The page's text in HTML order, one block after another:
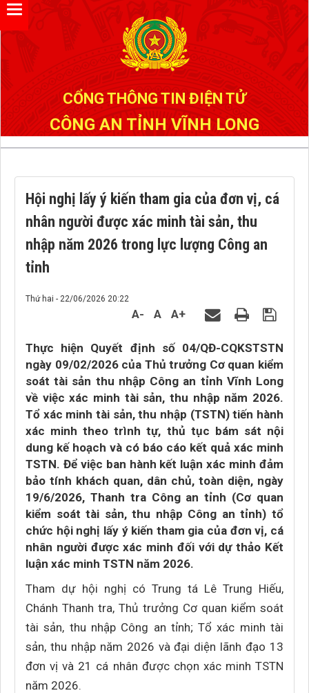
CỔNG THÔNG TIN ĐIỆN TỬ
CÔNG AN TỈNH VĨNH LONG
Hội nghị lấy ý kiến tham gia của đơn vị, cá
nhân người được xác minh tài sản, thu
nhập năm 2026 trong lực lượng Công an
tỉnh
Thứ hai - 22/06/2026 20:22
A- A A+
Thực hiện Quyết định số 04/QĐ-CQKSTSTN
ngày 09/02/2026 của Thủ trưởng Cơ quan kiểm
soát tài sản thu nhập Công an tỉnh Vĩnh Long
về việc xác minh tài sản, thu nhập năm 2026.
Tổ xác minh tài sản, thu nhập (TSTN) tiến hành
xác minh theo trình tự, thủ tục bám sát nội
dung kế hoạch và có báo cáo kết quả xác minh
TSTN. Để việc ban hành kết luận xác minh đảm
bảo tính khách quan, dân chủ, toàn diện, ngày
19/6/2026, Thanh tra Công an tỉnh (Cơ quan
kiểm soát tài sản, thu nhập Công an tỉnh) tổ
chức hội nghị lấy ý kiến tham gia của đơn vị, cá
nhân người được xác minh đối với dự thảo Kết
luận xác minh TSTN năm 2026.
Tham dự hội nghị có Trung tá Lê Trung Hiếu,
Chánh Thanh tra, Thủ trưởng Cơ quan kiểm soát
tài sản, thu nhập Công an tỉnh; Tổ xác minh tài
sản, thu nhập năm 2026 và đại diện lãnh đạo 13
đơn vị và 21 cá nhân được chọn xác minh TSTN
năm 2026.